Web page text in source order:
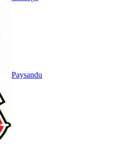
Paysandu